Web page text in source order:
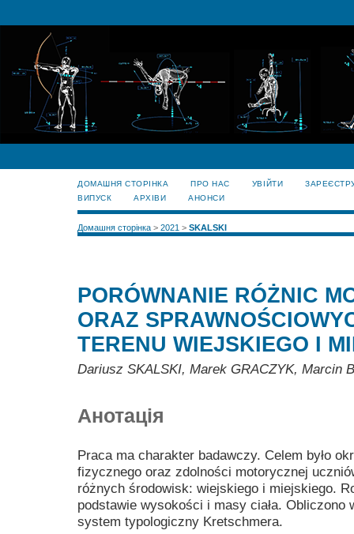
ДОМАШНЯ СТОРІНКА ПРО НАС УВІЙТИ
ВИПУСК
АРХІВИ АНОНСИ
Домашня сторінка > 2021 > SKALSKI
PORÓWNANIE RÓŻNIC
ORAZ
TERENU WIEJSKIEGO I
Dariusz SKALSKI, Marek GRACZYK, Marcin
Анотація
Praca ma charakter badawczy. Celem było
fizycznego oraz zdolności motorycznej
różnych środowisk: wiejskiego i miejskiego.
podstawie wysokości i masy ciała.
system typologiczny Kretschmera.